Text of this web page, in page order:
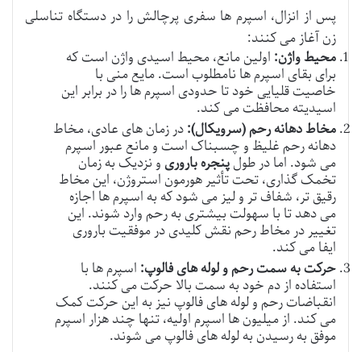
پس از انزال، اسپرم ها سفری پرچالش را در دستگاه تناسلی
زن آغاز می کنند:
محیط واژن: اولین مانع، محیط اسیدی واژن است که
برای بقای اسپرم ها نامطلوب است. مایع منی با
خاصیت قلیایی خود تا حدودی اسپرم ها را در برابر این
اسیدیته محافظت می کند.
مخاط دهانه رحم (سرویکال):در زمان های عادی، مخاط
دهانه رحم غلیظ و چسبناک است و مانع عبور اسپرم
می شود. اما در طولپنجره باروری و نزدیک به زمان
تخمک گذاری، تحت تأثیر هورمون استروژن، این مخاط
رقیق تر، شفاف تر و لیز می شود که به اسپرم ها اجازه
می دهد تا با سهولت بیشتری به رحم وارد شوند. این
تغییر در مخاط رحم نقش کلیدی در موفقیت باروری
ایفا می کند.
حرکت به سمت رحم و لوله های فالوپ: اسپرم ها با
استفاده از دم خود به سمت بالا حرکت می کنند.
انقباضات رحم و لوله های فالوپ نیز به این حرکت کمک
می کند. از میلیون ها اسپرم اولیه، تنها چند هزار اسپرم
موفق به رسیدن به لوله های فالوپ می شوند.